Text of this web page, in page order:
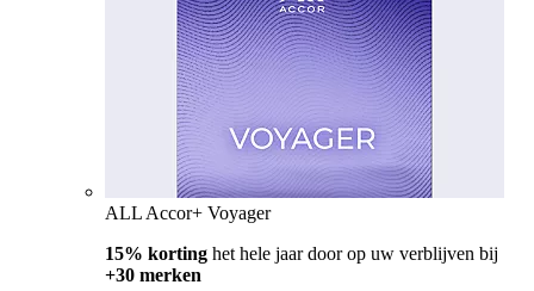
ALL Accor+ Voyager
15% korting het hele jaar door op uw verblijven bij
+30 merken